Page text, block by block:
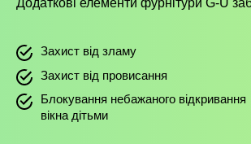
Додаткові елементи фурнітури G-U
Захист від зламу
Захист від провисання
Блокування небажаного відкривання
вікна дітьми